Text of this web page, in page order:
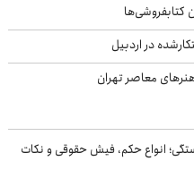
کتابفروشی‌ها
معاصر تهران
انواع حکم، فیش حقوقی و نکات